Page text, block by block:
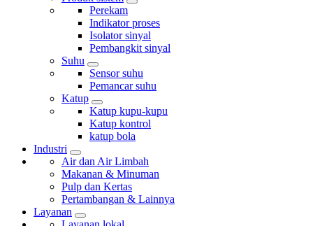
Perekam
Indikator proses
Isolator sinyal
Pembangkit sinyal
Suhu
Sensor suhu
Pemancar suhu
Katup
Katup kupu-kupu
Katup kontrol
katup bola
Industri
Air dan Air Limbah
Makanan & Minuman
Pulp dan Kertas
Pertambangan & Lainnya
Layanan